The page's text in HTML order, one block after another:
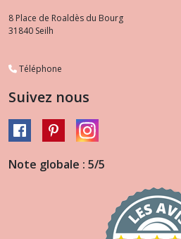
8 Place de Roaldès du Bourg
31840 Seilh
Téléphone
Suivez nous
Note globale : 5/5